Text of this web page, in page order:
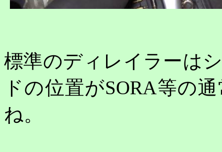
標準のディレイラーは
ドの位置がSORA等の
ね。